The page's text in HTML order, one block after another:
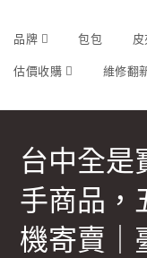
品牌 包包
估價收購 維修翻
台中全是
手商品，
機寄賣｜